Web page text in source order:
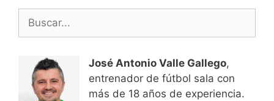
Buscar:
José Antonio Valle Gallego,
entrenador de fútbol sala con
más de 18 años de experiencia.